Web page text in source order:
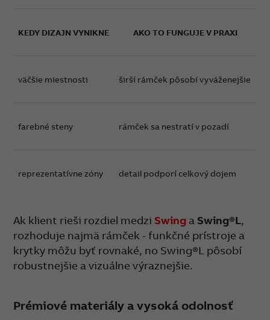
KEDY DIZAJN VYNIKNE AKO TO FUNGUJE V PRAXI
väčšie miestnosti širší rámček pôsobí vyváženejšie
farebné steny rámček sa nestratí v pozadí
reprezentatívne zóny detail podporí celkový dojem
Ak klient rieši rozdiel medzi Swing a Swing®L,
rozhoduje najmä rámček - funkčné prístroje a
krytky môžu byť rovnaké, no Swing®L pôsobí
robustnejšie a vizuálne výraznejšie.
Prémiové materiály a vysoká odolnosť